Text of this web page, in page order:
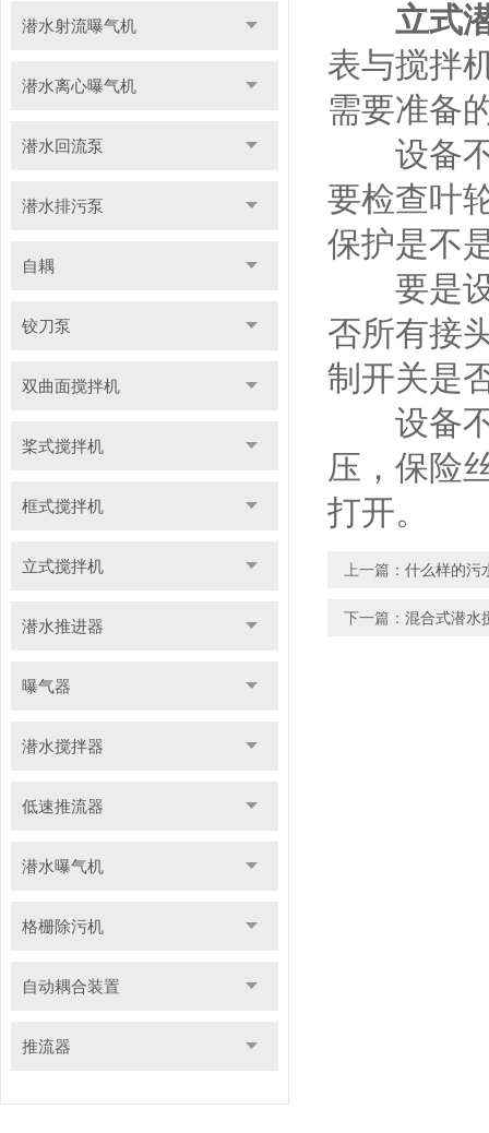
潜水射流曝气机
潜水离心曝气机
潜水回流泵
潜水排污泵
自耦
铰刀泵
双曲面搅拌机
桨式搅拌机
框式搅拌机
立式搅拌机
潜水推进器
曝气器
潜水搅拌器
低速推流器
潜水曝气机
格栅除污机
自动耦合装置
推流器
立式
表与搅拌
需要准备
设备不
要检查叶
保护是不
要是设
否所有接
制开关是
设备不
压，保险
打开。
上一篇： 什么样的污
下一篇： 混合式潜水